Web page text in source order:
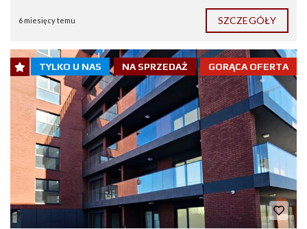
6 miesięcy temu SZCZEGÓŁY
GORĄCA OFERTA
NA SPRZEDAŻ
TYLKO U NAS